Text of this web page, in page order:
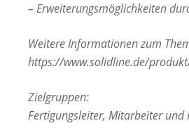
– Erweiterungsmöglichkeiten
Weitere Informationen zum
https://www.solidline.de/
Zielgruppen:
Fertigungsleiter, Mitarbeiter